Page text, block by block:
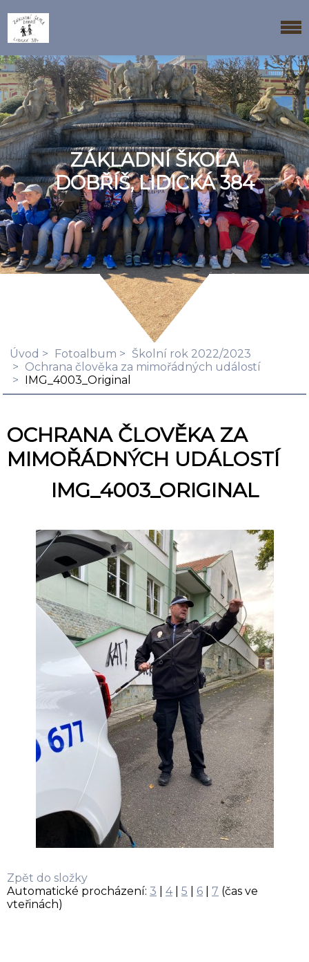
ZÁKLADNÍ ŠKOLA
DOBŘÍŠ, LIDICKÁ 384
Úvod Fotoalbum
Školní rok 2022/2023
Ochrana člověka za mimořádných událostí
IMG_4003_Original
OCHRANA ČLOVĚKA ZA
MIMOŘÁDNÝCH UDÁLOSTÍ
IMG_4003_ORIGINAL
Zpět do složky
Automatické procházení: 3 4| 5 6 7 (čas ve
vteřinách)